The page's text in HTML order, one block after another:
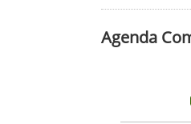
Agenda